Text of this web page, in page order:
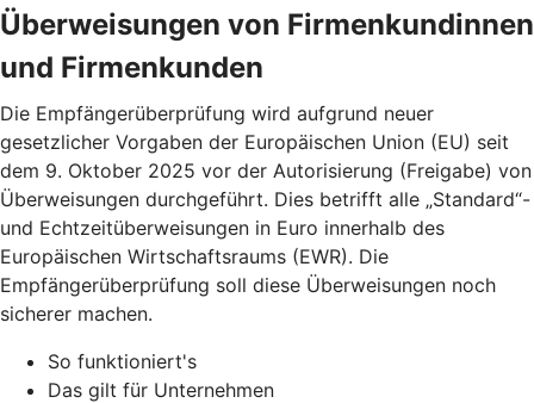
Überweisungen von Firmenkundinnen
und Firmenkunden
Die Empfängerüberprüfung wird aufgrund neuer
gesetzlicher Vorgaben der Europäischen Union (EU) seit
dem 9. Oktober 2025 vor der Autorisierung (Freigabe) von
Überweisungen durchgeführt. Dies betrifft alle „Standard“-
und Echtzeitüberweisungen in Euro innerhalb des
Europäischen Wirtschaftsraums (EWR). Die
Empfängerüberprüfung soll diese Überweisungen noch
sicherer machen.
So funktioniert's
Das gilt für Unternehmen